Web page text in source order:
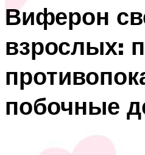
Виферон
взрослых:
побочные